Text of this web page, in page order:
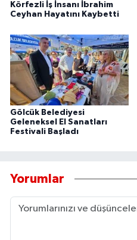
Körfezli İş İnsanı İbrahim
Ceyhan Hayatını Kaybetti
Gölcük Belediyesi
Geleneksel El Sanatları
Festivali Başladı
Yorumlar